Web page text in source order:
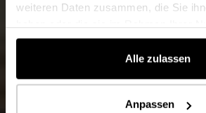
weiteren Daten zusammen, die Sie
gesammelt haben.
Alle zulassen
Anpassen